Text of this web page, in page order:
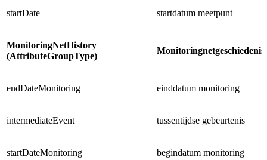
startDate startdatum meetpunt
MonitoringNetHistory
(AttributeGroupType)
Monitoringnetgeschiedenis
endDateMonitoring einddatum monitoring
intermediateEvent tussentijdse gebeurtenis
startDateMonitoring begindatum monitoring